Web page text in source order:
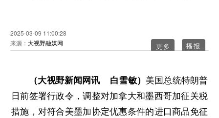
2025-03-09 11:00:28
来源： 大视野融媒网 更多
（大视野新闻网讯 白雪敏） 美国总统特朗普
日前签署行政令，调整对加拿大和墨西哥加征关税
措施，对符合美墨加协定优惠条件的进口商品免征